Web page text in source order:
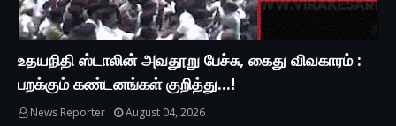
உதயநிதி ஸ்டாலின் அவதூறு பேச்சு, கைது விவகாரம் :
பறக்கும் கண்டனங்கள் குறித்து...!
News Reporter
August 04, 2026